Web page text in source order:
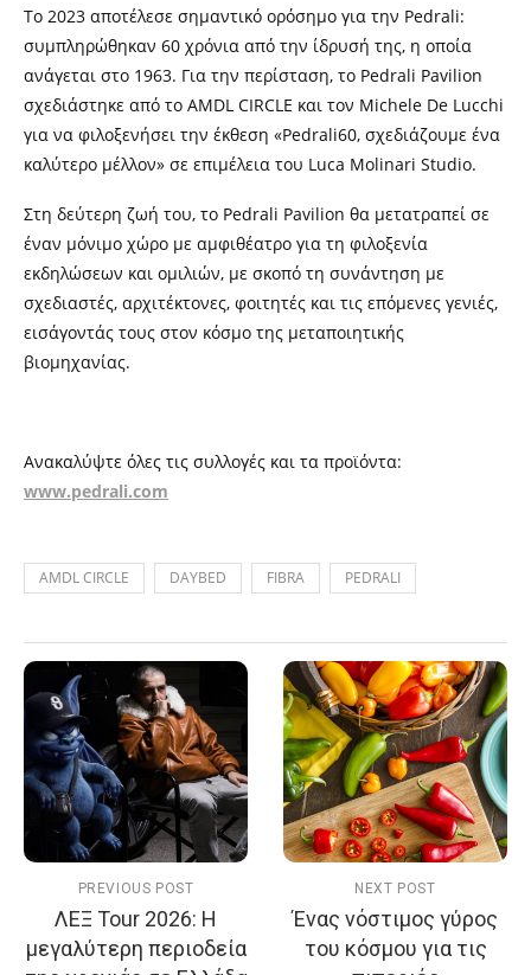
Το 2023 αποτέλεσε σημαντικό ορόσημο για την Pedrali:
συμπληρώθηκαν 60 χρόνια από την ίδρυσή της, η οποία
ανάγεται στο 1963. Για την περίσταση, το Pedrali Pavilion
σχεδιάστηκε από το AMDL CIRCLE και τον Michele De Lucchi
για να φιλοξενήσει την έκθεση «Pedrali60, σχεδιάζουμε ένα
καλύτερο μέλλον» σε επιμέλεια του Luca Molinari Studio.
Στη δεύτερη ζωή του, το Pedrali Pavilion θα μετατραπεί σε
έναν μόνιμο χώρο με αμφιθέατρο για τη φιλοξενία
εκδηλώσεων και ομιλιών, με σκοπό τη συνάντηση με
σχεδιαστές, αρχιτέκτονες, φοιτητές και τις επόμενες γενιές,
εισάγοντάς τους στον κόσμο της μεταποιητικής
βιομηχανίας.
Ανακαλύψτε όλες τις συλλογές και τα προϊόντα:
www.pedrali.com
AMDL CIRCLE DAYBED FIBRA PEDRALI
PREVIOUS POST
ΛΕΞ Tour 2026: Η
μεγαλύτερη περιοδεία
NEXT POST
Ένας νόστιμος γύρος
του κόσμου για τις